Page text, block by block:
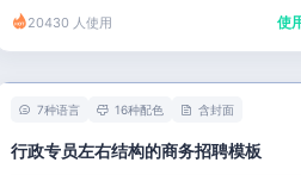
20430 人使用 使
7种语言 16种配色 含封面
行政专员左右结构的商务招聘模板